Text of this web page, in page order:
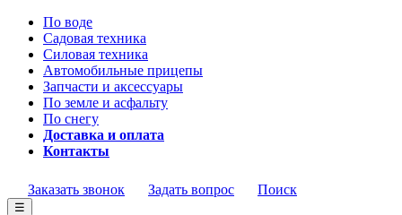
По воде
Садовая техника
Силовая техника
Автомобильные прицепы
Запчасти и аксессуары
По земле и асфальту
По снегу
Доставка и оплата
Контакты
Заказать звонок Задать вопрос Поиск
☰